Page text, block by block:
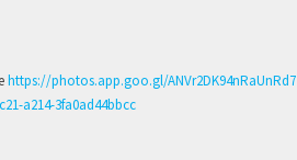
https://photos.app.goo.gl/ANVr2DK94nRaUnRd7
a214-3fa0ad44bbcc